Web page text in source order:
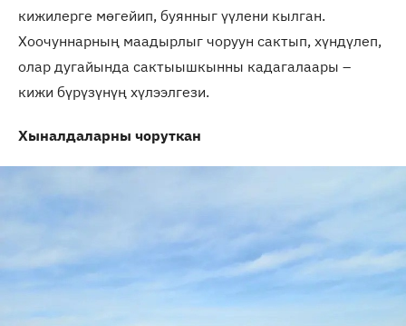
кижилерге мөгейип, буянныг үүлени кылган.
Хоочуннарның маадырлыг чоруун сактып, хүндүлеп,
олар дугайында сактыышкынны кадагалаары –
кижи бүрүзүнүң хүлээлгези.
Хыналдаларны чоруткан